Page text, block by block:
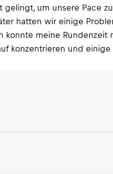
um unsere Pace
hatten wir einige
konnte meine Rundenzeit
konzentrieren und einige